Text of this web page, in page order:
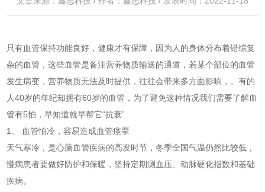
只有血管保持功能良好，健康才有保障，因为人的身体分布着错综复
杂的血管，这些血管是备注营养物质输送的通道，若某个部位的血管
发生病变，营养物质无法及时提供，往往会带来多方面影响，。有的
人40岁的年纪却拥有60岁的血管，为了避免这种情况我们需要了解血
管有5怕，早知道就早帮它“抗衰”
1、 血管怕冷，容易造成血管痉挛
天气寒冷，是心脑血管疾病的高发时节，冬季全国气温仍然比较低，
慢病患者要做好防护和保暖，坚持定期测血压、动脉硬化指数和基础
疾病。